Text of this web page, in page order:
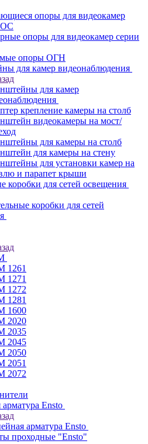
опоры для видеокамер
опоры для видеокамер серии
опоры ОГН
для камер видеонаблюдения
для камер
крепление камеры на столб
видеокамеры на мост/
для камеры на столб
для камеры на стену
для установки камер на
и парапет крыши
коробки для сетей освещения
коробки для сетей
1261
1271
1272
1281
1600
2020
2035
2045
2050
2051
2072
Ensto
арматура Ensto
проходные "Ensto"